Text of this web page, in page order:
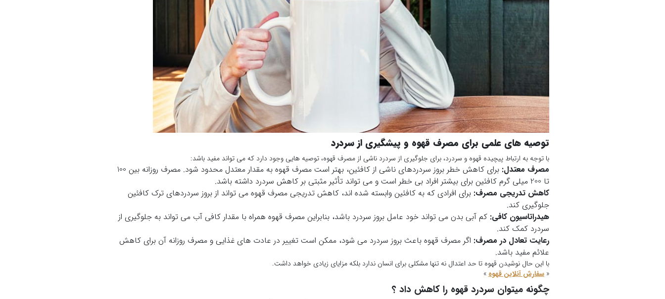
توصیه های علمی برای مصرف قهوه و پیشگیری از سردرد
با توجه به ارتباط پیچیده قهوه و سردرد، برای جلوگیری از سردرد ناشی از مصرف قهوه، توصیه هایی وجود دارد که می تواند مفید باشد:
مصرف معتدل:
برای کاهش خطر بروز سردردهای ناشی از کافئین، بهتر است مصرف قهوه به مقدار معتدل محدود شود. مصرف روزانه بین 100
تا 200 میلی گرم کافئین برای بیشتر افراد بی خطر است و می تواند تأثیر مثبتی بر کاهش سردرد داشته باشد.
کاهش تدریجی مصرف: برای افرادی که به کافئین وابسته شده اند، کاهش تدریجی مصرف قهوه می تواند از بروز سردردهای ترک کافئین
جلوگیری کند.
هیدراتاسیون کافی: کم آبی بدن می تواند خود عامل بروز سردرد باشد، بنابراین مصرف قهوه همراه با مقدار کافی آب می تواند به جلوگیری از
سردرد کمک کند.
رعایت تعادل در مصرف: اگر مصرف قهوه باعث بروز سردرد می شود، ممکن است تغییر در عادت های غذایی و مصرف روزانه آن برای کاهش
علائم مفید باشد.
با این حال نوشیدن قهوه تا حد اعتدال نه تنها مشکلی برای انسان ندارد بلکه مزایای زیادی خواهد داشت.
« سفارش آنلاین قهوه»
چگونه میتوان سردرد قهوه را کاهش داد ؟